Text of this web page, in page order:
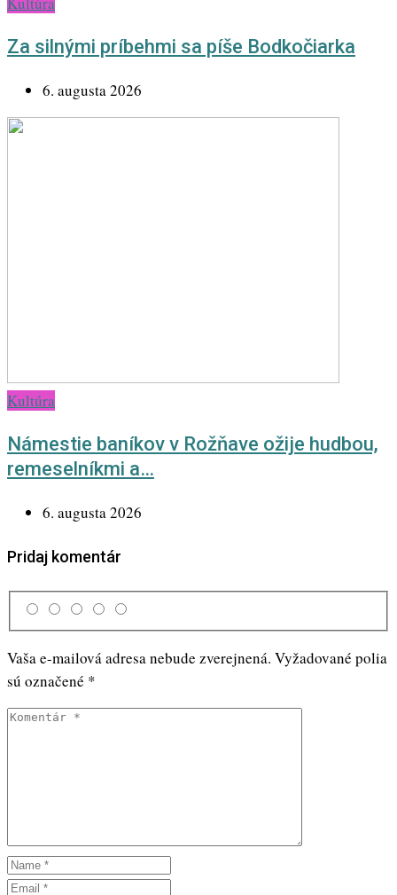
Za silnými príbehmi sa píše Bodkočiarka
6. augusta 2026
Kultúra
Námestie baníkov v Rožňave ožije hudbou,
remeselníkmi a…
6. augusta 2026
Pridaj komentár
Vaša e-mailová adresa nebude zverejnená. Vyžadované polia
sú označené *